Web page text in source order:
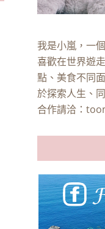
我是小嵐，一
喜歡在世界遊
點、美食不同
於探索人生、
合作請洽：